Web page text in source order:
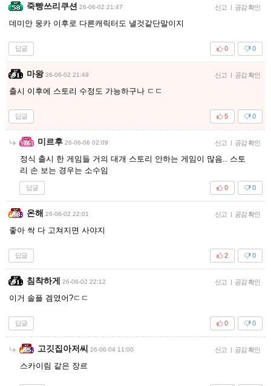
죽빵쓰리쿠션 26-06-02 21:47 신고 | 공감 확인
데미안 웅카 이후로 다른캐릭터도 낼것같단말이지
답글 0
0
마왕 26-06-02 21:49 신고 | 공감 확인
출시 이후에 스토리 수정도 가능하구나 ㄷㄷ
답글 0
5
미르후 26-06-06 02:09 신고 | 공감 확인
정식 출시 한 게임들 거의 대개 스토리 안하는 게임이 많음.. 스토
리 손 보는 경우는 소수임
답글 0
0
온해 26-06-02 22:01 신고 | 공감 확인
좋아 싹 다 고쳐지면 사야지
답글 0
2
침착하게 26-06-02 22:12 신고 | 공감 확인
이거 솔플 겜였어?ㄷㄷ
답글 0
0
고깃집아저씨 26-06-04 11:00 신고 | 공감 확인
스카이림 같은 장르